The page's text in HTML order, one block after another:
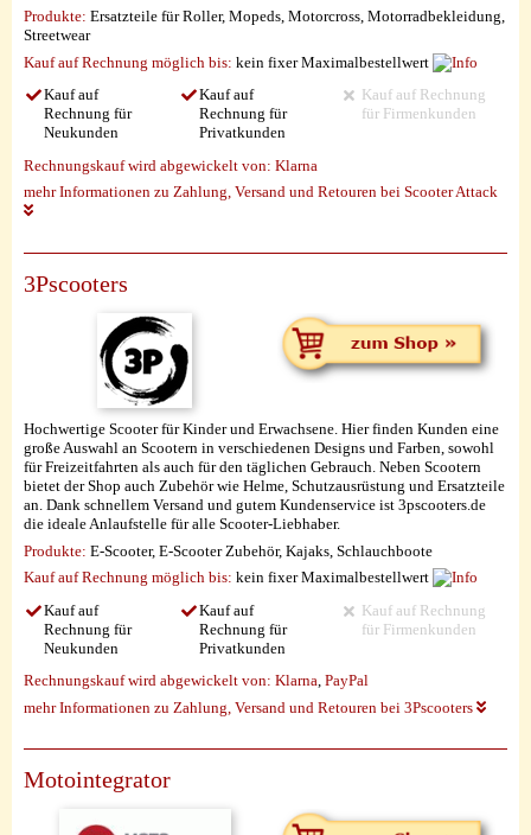
Produkte: Ersatzteile für Roller, Mopeds, Motorcross, Motorradbekleidung,
Streetwear
Kauf auf Rechnung möglich bis: kein fixer Maximalbestellwert
Kauf auf
Rechnung für
Neukunden
Kauf auf
Rechnung für
Privatkunden
Kauf auf Rechnung
für Firmenkunden
Rechnungskauf wird abgewickelt von: Klarna
mehr Informationen zu Zahlung, Versand und Retouren bei Scooter Attack
3Pscooters
Hochwertige Scooter für Kinder und Erwachsene. Hier finden Kunden eine
große Auswahl an Scootern in verschiedenen Designs und Farben, sowohl
für Freizeitfahrten als auch für den täglichen Gebrauch. Neben Scootern
bietet der Shop auch Zubehör wie Helme, Schutzausrüstung und Ersatzteile
an. Dank schnellem Versand und gutem Kundenservice ist 3pscooters.de
die ideale Anlaufstelle für alle Scooter-Liebhaber.
Produkte: E-Scooter, E-Scooter Zubehör, Kajaks, Schlauchboote
Kauf auf Rechnung möglich bis: kein fixer Maximalbestellwert
Kauf auf
Rechnung für
Neukunden
Kauf auf
Rechnung für
Privatkunden
Kauf auf Rechnung
für Firmenkunden
Rechnungskauf wird abgewickelt von: Klarna, PayPal
mehr Informationen zu Zahlung, Versand und Retouren bei 3Pscooters
Motointegrator